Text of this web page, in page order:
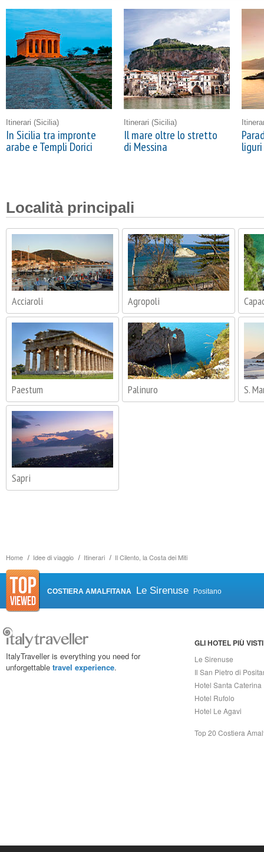
Home Idee di viaggio Itinerari Il Cilento, la Costa dei Miti
Itinerari (Sicilia)
In Sicilia tra impronte
arabe e Templi Dorici
Itinerari (Sicilia)
Il mare oltre lo stretto
di Messina liguri
Località principali
Acciaroli Agropoli
Paestum Palinuro S.
Sapri
COSTIERA AMALFITANA Le Sirenuse Positano
ItalyTraveller is everything you need for
unforgettable travel experience.
GLI HOTEL PIÙ VISTI
Le Sirenuse
Il San Pietro di
Hotel Santa Caterina
Hotel Rufolo
Hotel Le Agavi
Top 20 Costiera